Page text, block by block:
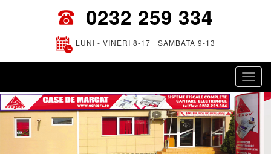
0232 259 334
LUNI - VINERI 8-17 | SAMBATA 9-13